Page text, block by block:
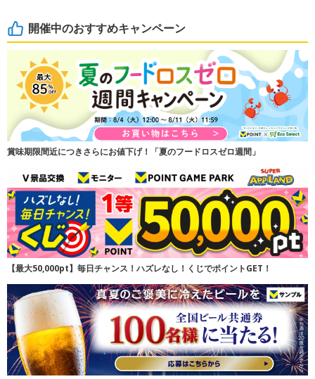
開催中のおすすめキャンペーン
賞味期限間近につきさらにお値下げ！「夏のフードロスゼロ週間」
【最大50,000pt】毎日チャンス！ハズレなし！くじでポイントGET！